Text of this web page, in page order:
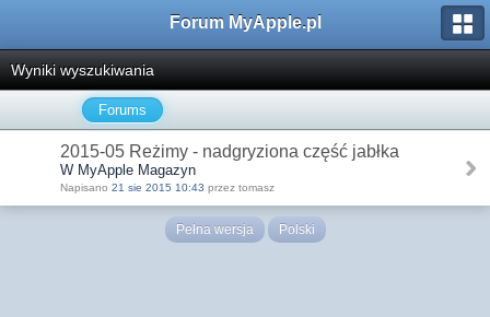
Forum MyApple.pl
Wyniki wyszukiwania
Forums
2015-05 Reżimy - nadgryziona część jabłka
W MyApple Magazyn
Napisano 21 sie 2015 10:43 przez tomasz
Pełna wersja Polski